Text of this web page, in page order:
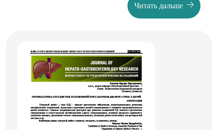
на 9-28 неделе внутриутробного развития и
доношенных новорожденных. Проведено
возрасте от 7 месяцев до 2 лет.
Результаты: В легких у плодов 9-10 недель развития
эндокринные клетки в эпителии бронхов и в
эпителиальных трубочках не обнаруживаются.
Начиная с 11 недель, в крупных бронхах выявляются
аргирофильные апудоциты. Апудоциты и НЭТ
обнаруживаются у всех детей с воспалительными
Читать дальше